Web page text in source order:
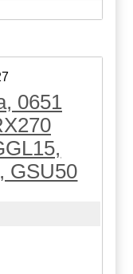
0651
GSU50